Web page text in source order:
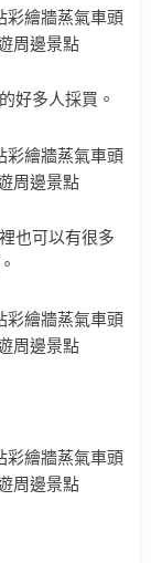
好多人採買。
也可以有很多